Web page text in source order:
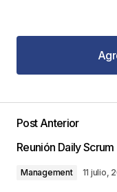
publicada. Los
Post Anterior
Reunión Daily Scrum
Management 11 julio,